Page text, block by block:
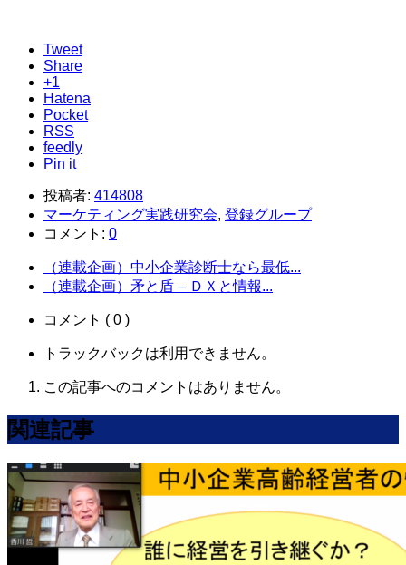
Tweet
Share
+1
Hatena
Pocket
RSS
feedly
Pin it
投稿者: 414808
マーケティング実践研究会, 登録グループ
コメント: 0
（連載企画）中小企業診断士なら最低...
（連載企画）矛と盾 – ＤＸと情報...
コメント ( 0 )
トラックバックは利用できません。
この記事へのコメントはありません。
関連記事